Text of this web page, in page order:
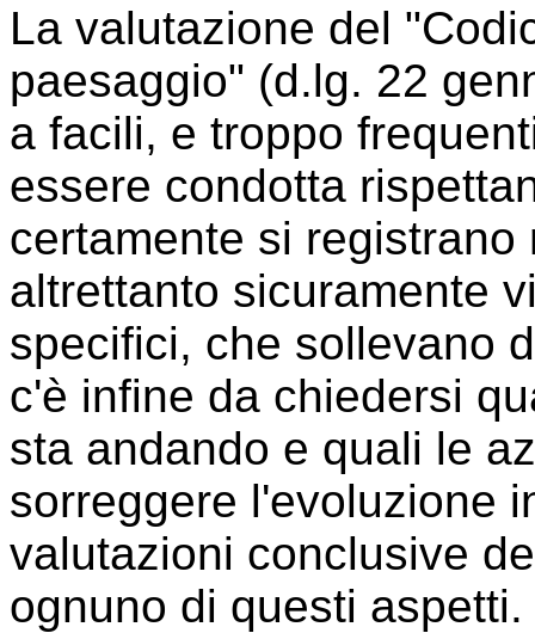
La valutazione del
paesaggio" (d.lg. 22
a facili, e troppo
essere condotta
certamente si
altrettanto sicuramente
specifici, che sollevano
c'è infine da chiedersi
sta andando e quali le
sorreggere l'evoluzione
valutazioni conclusive
ognuno di questi aspetti.